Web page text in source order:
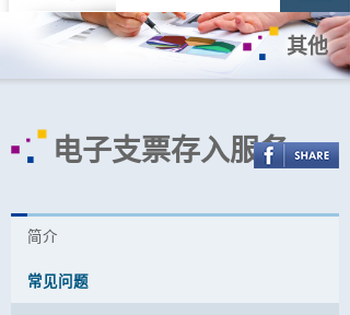
其他
电子支票存入服务
简介
常见问题